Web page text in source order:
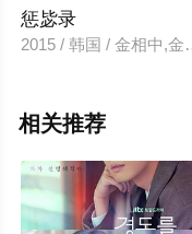
惩毖录
2015 / 韩国 / 金相中,
相关推荐